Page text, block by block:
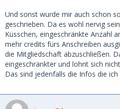
Und sonst wurde mir auch schon
geschrieben. Da es wohl nervig
Küsschen, eingeschränkte Anzahl
mehr credits fürs Anschreiben
die Mitgliedschaft abzuschließen.
eingeschränkter und lohnt sich
Das sind jedenfalls die Infos die